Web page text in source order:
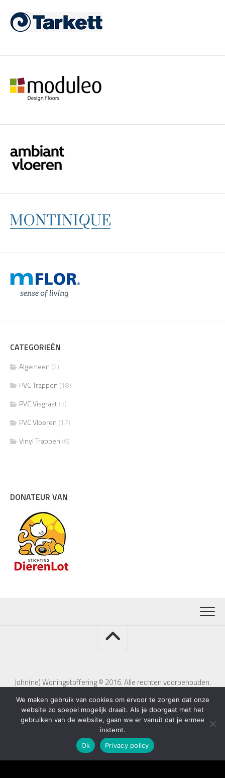
CATEGORIEËN
Algemeen (2)
PVC Trappen (18)
PVC Visgraat(3)
PVC Vloeren (17)
Vinyl Trappen (6)
DONATEUR VAN
John(ne) Woningstoffering © 2016. Alle rechten voorbehouden.
We maken gebruik van cookies om ervoor te zorgen dat onze
website zo soepel mogelijk draait. Als je doorgaat met het
gebruiken van de website, gaan we er vanuit dat je ermee
instemt.
Ok
Privacy policy